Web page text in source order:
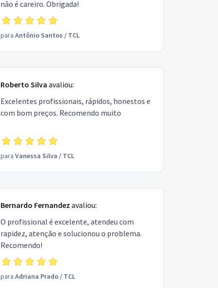
não é careiro. Obrigada!
para Antônio Santos / TCL
Roberto Silva avaliou:
Excelentes profissionais, rápidos, honestos e
com bom preços. Recomendo muito
para Vanessa Silva / TCL
Bernardo Fernandez avaliou:
O profissional é excelente, atendeu com
rapidez, atenção e solucionou o problema.
Recomendo!
para Adriana Prado/ TCL